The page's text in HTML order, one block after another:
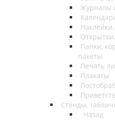
Журналы
Папки,
пакеты
Печать
Плакаты
Стенды,
Назад